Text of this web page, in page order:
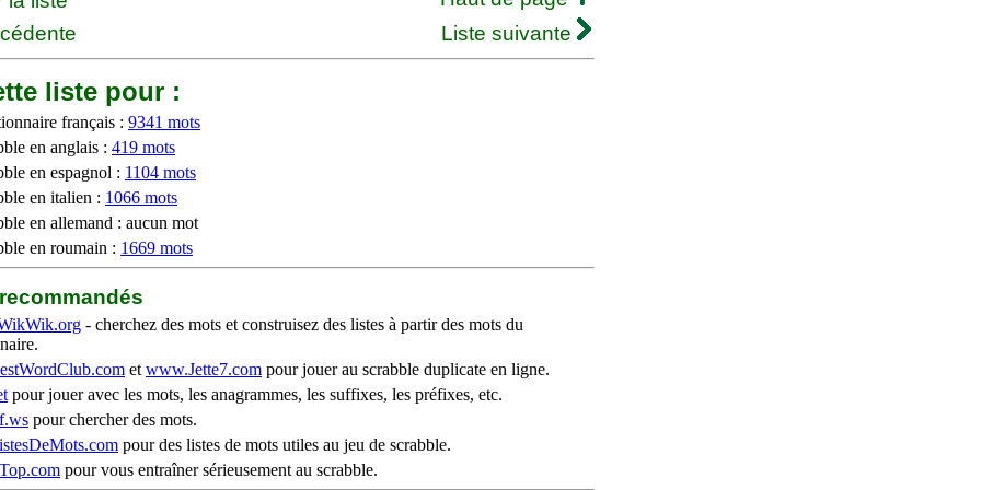
Liste suivante
liste pour :
français : 9341 mots
en anglais : 419 mots
en espagnol : 1104 mots
en italien : 1066 mots
en allemand : aucun mot
en roumain : 1669 mots
- cherchez des mots et construisez des listes à partir des mots du
et www.Jette7.com pour jouer au scrabble duplicate en ligne.
pour jouer avec les mots, les anagrammes, les suffixes, les préfixes, etc.
pour chercher des mots.
pour des listes de mots utiles au jeu de scrabble.
pour vous entraîner sérieusement au scrabble.